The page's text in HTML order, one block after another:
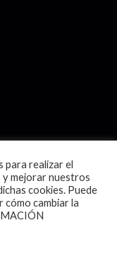
para realizar el
y mejorar nuestros
cookies. Puede
cambiar la